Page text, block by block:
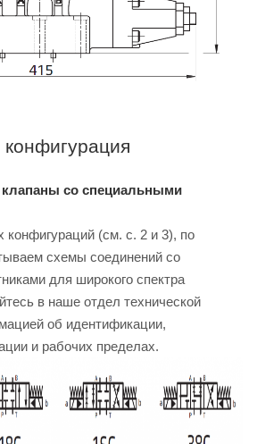
со специальными
(см. с. 2 и 3), по
схемы соединений со
для широкого спектра
в наше отдел технической
об идентификации,
и рабочих пределах.